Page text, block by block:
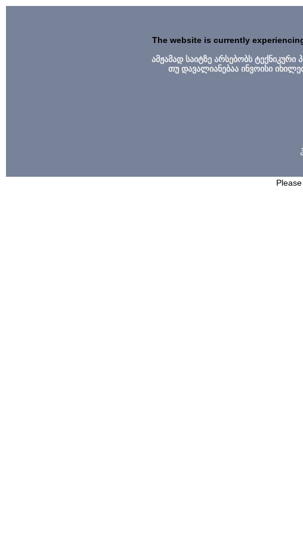
The website is currently
ამჟამად საიტზე არსებობს
თუ დავალიანებაა ინვოისი